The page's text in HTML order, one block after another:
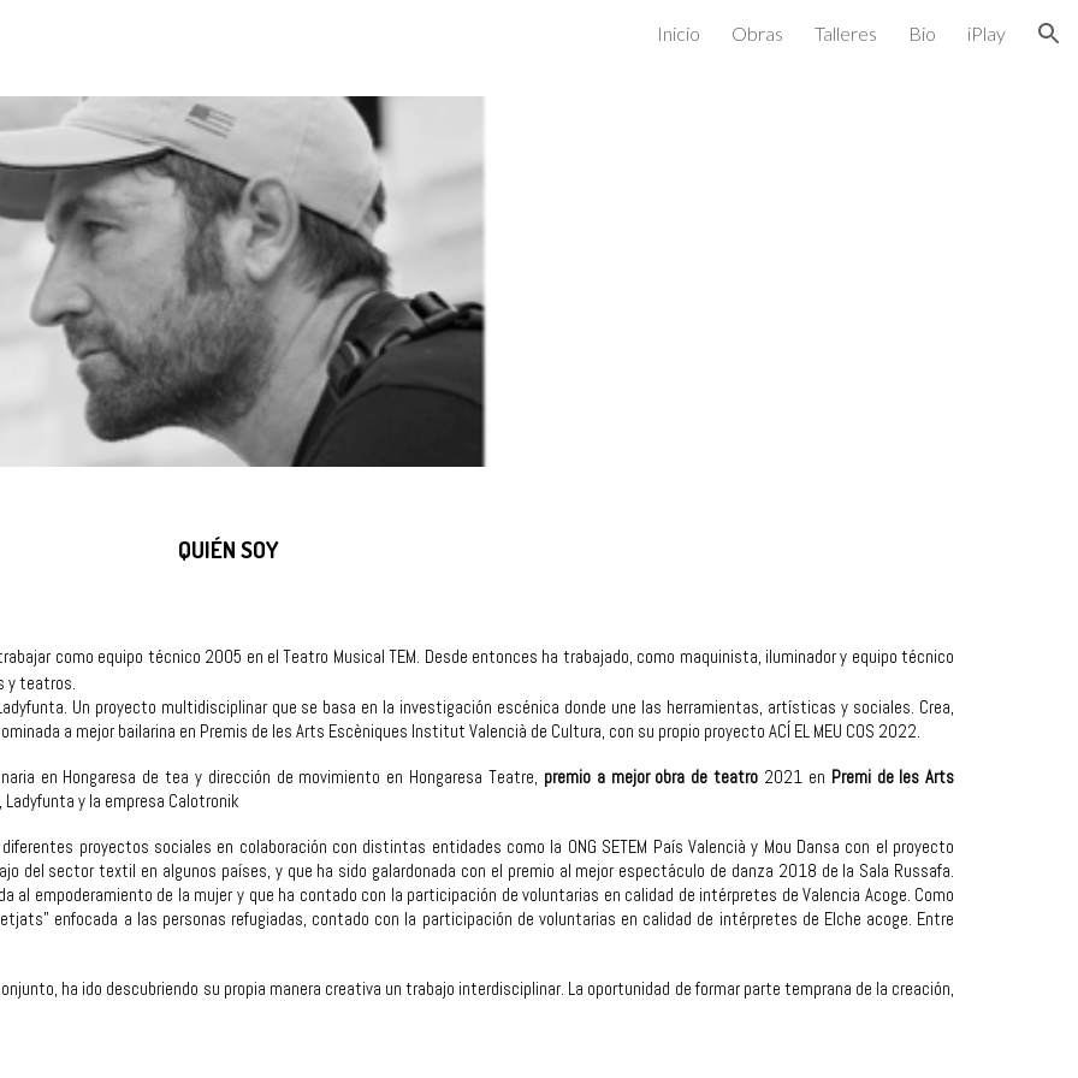
Inicio Obras Talleres Bio iPlay
QUIÉN SOY
como equipo técnico 2005 en el Teatro Musical TEM. Desde entonces ha trabajado, como maquinista, iluminador y equipo técnico
y teatros.
Un proyecto multidisciplinar que se basa en la investigación escénica donde une las herramientas, artísticas y sociales. Crea,
a mejor bailarina en Premis de les Arts Escèniques Institut Valencià de Cultura, con su propio proyecto ACÍ EL MEU COS 2022.
en Hongaresa de tea y dirección de movimiento en Hongaresa Teatre, premio a mejor obra de teatro 2021 en Premi de les Arts
y la empresa Calotronik
proyectos sociales en colaboración con distintas entidades como la ONG SETEM País Valencià y Mou Dansa con el proyecto
del sector textil en algunos países, y que ha sido galardonada con el premio al mejor espectáculo de danza 2018 de la Sala Russafa.
al empoderamiento de la mujer y que ha contado con la participación de voluntarias en calidad de intérpretes de Valencia Acoge. Como
enfocada a las personas refugiadas, contado con la participación de voluntarias en calidad de intérpretes de Elche acoge. Entre
ha ido descubriendo su propia manera creativa un trabajo interdisciplinar. La oportunidad de formar parte temprana de la creación,